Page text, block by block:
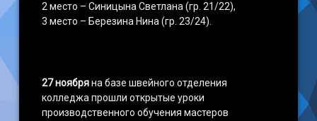
2 место – Синицына Светлана (гр. 21/22),
3 место – Березина Нина (гр. 23/24).
27 ноябряна базе швейного отделения
колледжа прошли открытые уроки
производственного обучения мастеров